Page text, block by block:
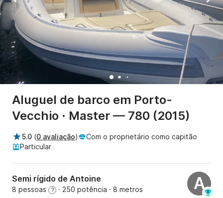
Aluguel de barco em Porto-
Vecchio · Master — 780 (2015)
5.0 (0 avaliação)
Com o proprietário como capitão
Particular
Semi rígido de Antoine
8 pessoas ? · 250 potência · 8 metros A